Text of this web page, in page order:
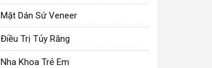
Mặt Dán Sứ Veneer
Điều Trị Tủy Răng
Nha Khoa Trẻ Em